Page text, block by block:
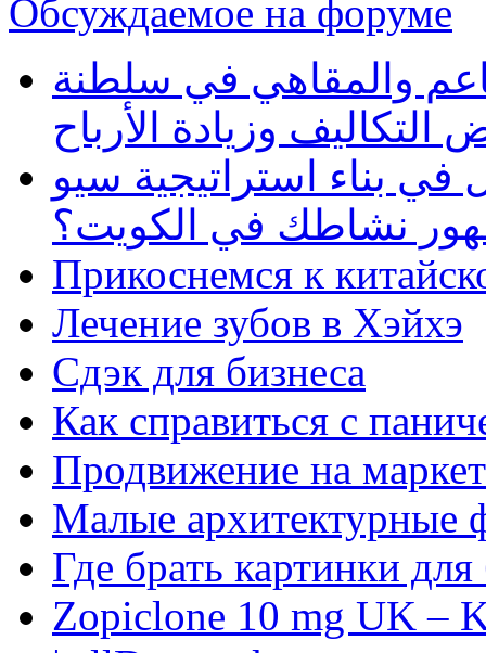
Обсуждаемое на форуме
والمقاهي في سلطنة
وزيادة الأرباح
بناء استراتيجية سيو
نشاطك في الكويت؟
Прикоснемся к
Лечение зубов в Хэйхэ
Сдэк для бизнеса
Как справиться с
Продвижение на
Малые архитектурные
Где брать картинки
Zopiclone 10 mg UK –